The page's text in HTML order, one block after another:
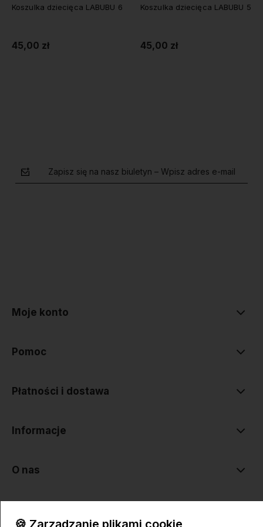
Koszulka dziecięca LABUBU 6
45,00 zł
Koszulka dziecięca LABUBU 5
45,00 zł
Zapisz się na nasz biuletyn – Wpisz adres e-mail
Moje konto
Pomoc
Płatności i dostawa
Informacje
O nas
🍪 Zarządzanie plikami cookie